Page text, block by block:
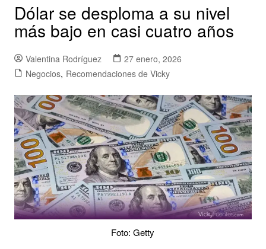
Dólar se desploma a su nivel
más bajo en casi cuatro años
Valentina Rodríguez
27 enero, 2026
Negocios, Recomendaciones de Vicky
Foto: Getty